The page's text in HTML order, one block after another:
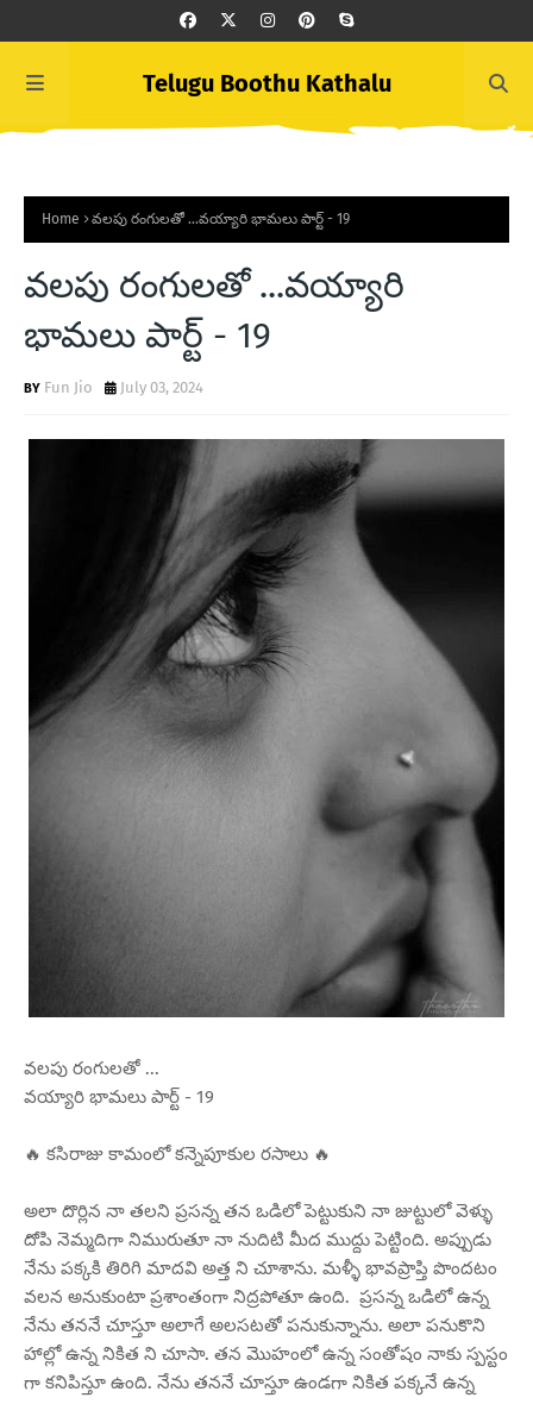
Telugu Boothu Kathalu
Home వలపు రంగులతో ...వయ్యారి భామలు పార్ట్ - 19
వలపు రంగులతో ...వయ్యారి
భామలు పార్ట్ - 19
Fun Jio July 03, 2024
వలపు రంగులతో ...
వయ్యారి భామలు పార్ట్ - 19
🔥 కసిరాజు కామంలో కన్నెపూకుల రసాలు 🔥
అలా దొర్లిన నా తలని ప్రసన్న తన ఒడిలో పెట్టుకుని నా జుట్టులో వెళ్ళు
దోపి నెమ్మదిగా నిమురుతూ నా నుదిటి మీద ముద్దు పెట్టింది. అప్పుడు
నేను పక్కకి తిరిగి మాదవి అత్త ని చూశాను. మళ్ళీ భావప్రాప్తి పొందటం
వలన అనుకుంటా ప్రశాంతంగా నిద్రపోతూ ఉంది. ప్రసన్న ఒడిలో ఉన్న
నేను తననే చూస్తూ అలాగే అలసటతో పనుకున్నాను. అలా పనుకొని
హాల్లో ఉన్న నికిత ని చూసా. తన మొహంలో ఉన్న సంతోషం నాకు స్పస్టం
గా కనిపిస్తూ ఉంది. నేను తననే చూస్తూ ఉండగా నికిత పక్కనే ఉన్న